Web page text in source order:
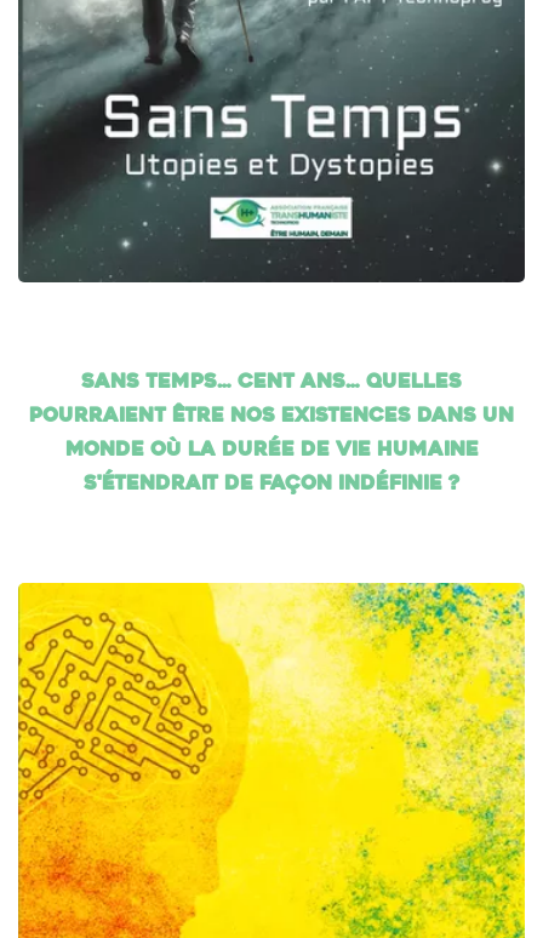
Sans temps… cent ans… Quelles
pourraient être nos existences dans un
monde où la durée de vie humaine
s'étendrait de façon indéfinie ?